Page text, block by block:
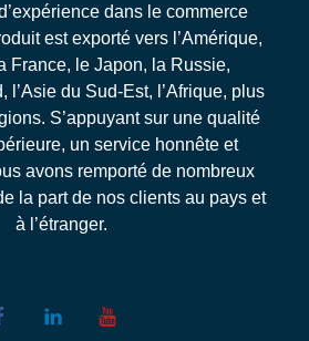
dans le commerce
est exporté vers l’Amérique,
France, le Japon, la Russie,
l’Asie du Sud-Est, l’Afrique, plus
S’appuyant sur une qualité
un service honnête et
avons remporté de nombreux
la part de nos clients au pays et
à l’étranger.